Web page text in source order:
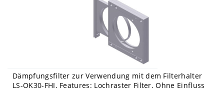
Dämpfungsfilter zur Verwendung mit dem Filterhalter
LS-OK30-FHI. Features: Lochraster Filter. Ohne Einfluss